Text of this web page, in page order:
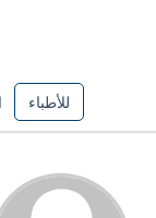
للأطباء